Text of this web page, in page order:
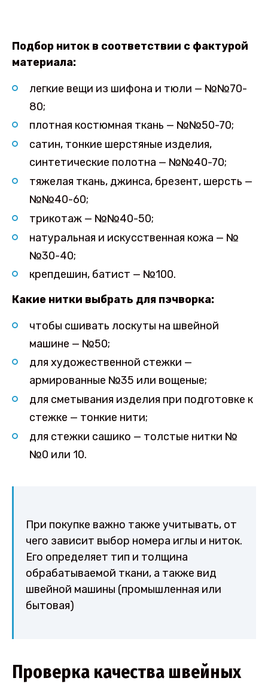
Подбор ниток в соответствии с фактурой
материала:
легкие вещи из шифона и тюли — №№70-
80;
плотная костюмная ткань — №№50-70;
сатин, тонкие шерстяные изделия,
синтетические полотна — №№40-70;
тяжелая ткань, джинса, брезент, шерсть —
№№40-60;
трикотаж — №№40-50;
натуральная и искусственная кожа — №
№30-40;
крепдешин, батист — №100.
Какие нитки выбрать для пэчворка:
чтобы сшивать лоскуты на швейной
машине — №50;
для художественной стежки —
армированные №35 или вощеные;
для сметывания изделия при подготовке к
стежке — тонкие нити;
для стежки сашико — толстые нитки №
№0 или 10.
При покупке важно также учитывать, от
чего зависит выбор номера иглы и ниток.
Его определяет тип и толщина
обрабатываемой ткани, а также вид
швейной машины (промышленная или
бытовая)
Проверка качества швейных